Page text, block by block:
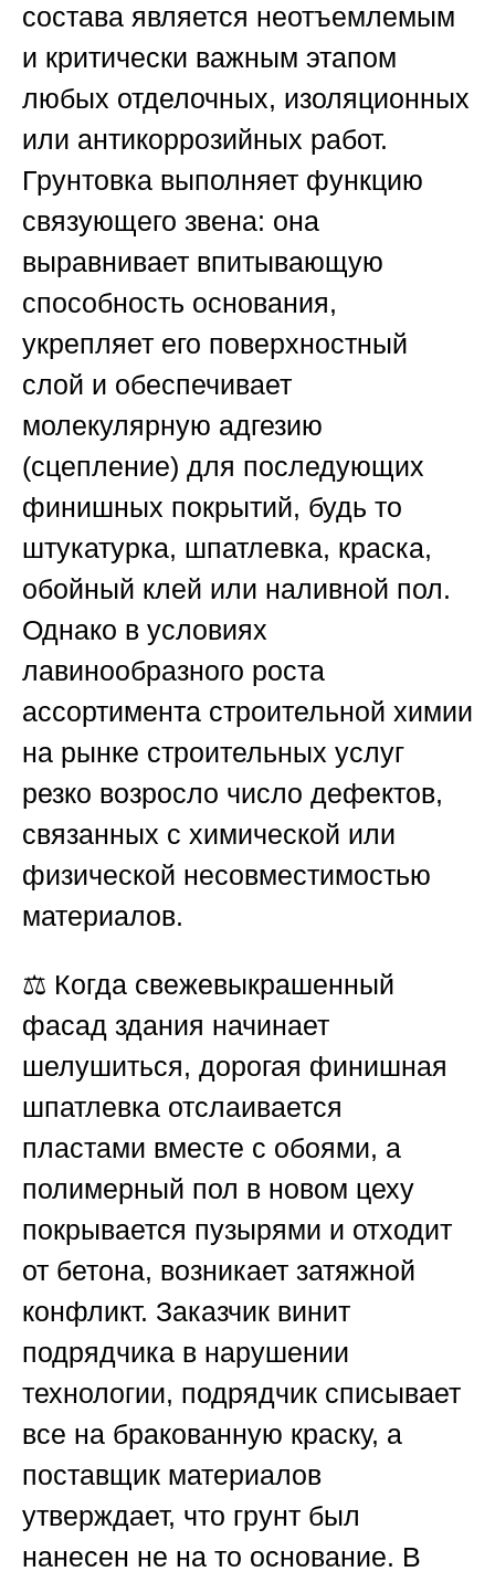
состава является неотъемлемым
и критически важным этапом
любых отделочных, изоляционных
или антикоррозийных работ.
Грунтовка выполняет функцию
связующего звена: она
выравнивает впитывающую
способность основания,
укрепляет его поверхностный
слой и обеспечивает
молекулярную адгезию
(сцепление) для последующих
финишных покрытий, будь то
штукатурка, шпатлевка, краска,
обойный клей или наливной пол.
Однако в условиях
лавинообразного роста
ассортимента строительной химии
на рынке строительных услуг
резко возросло число дефектов,
связанных с химической или
физической несовместимостью
материалов.
⚖️ Когда свежевыкрашенный
фасад здания начинает
шелушиться, дорогая финишная
шпатлевка отслаивается
пластами вместе с обоями, а
полимерный пол в новом цеху
покрывается пузырями и отходит
от бетона, возникает затяжной
конфликт. Заказчик винит
подрядчика в нарушении
технологии, подрядчик списывает
все на бракованную краску, а
поставщик материалов
утверждает, что грунт был
нанесен не на то основание. В